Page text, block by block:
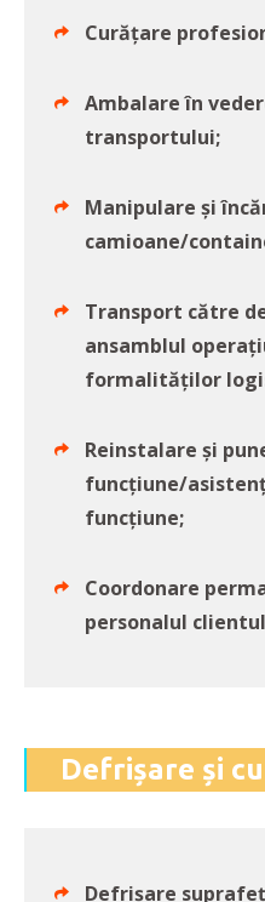
Curăţare
Ambalare în
transportului;
Manipulare şi
camioane/
Transport către
ansamblul
formalităţilor
Reinstalare şi
funcţiune/
funcţiune;
Coordonare
personalul
Defrișare și
Defrișare